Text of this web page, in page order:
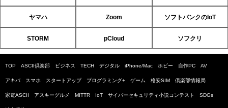
ヤマハ Zoom ソフトバンクのIoT
STORM pCloud ソフクリ
TOP ASCII倶楽部 ビジネス TECH デジタル iPhone/Mac ホビー 自作PC AV
アキバ スマホ スタートアップ プログラミング+ ゲーム 格安SIM 倶楽部情報局
家電ASCII アスキーグルメ MITTR IoT サイバーセキュリティ小説コンテスト SDGs